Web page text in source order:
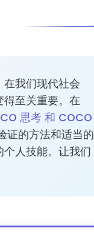
我们现代社会
得至关重要。在
思考 和 COCO
证的方法和适当的
人技能。让我们